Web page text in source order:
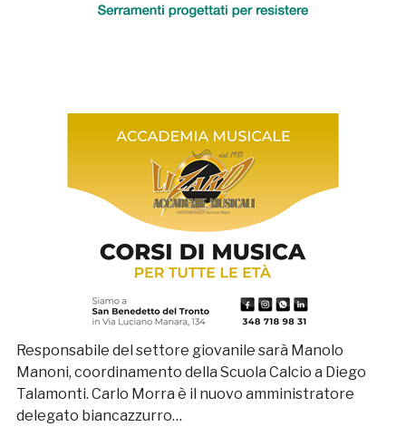
Responsabile del settore giovanile sarà Manolo
Manoni, coordinamento della Scuola Calcio a Diego
Talamonti. Carlo Morra è il nuovo amministratore
delegato biancazzurro…